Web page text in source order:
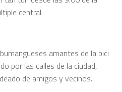
central.
amantes de la bici
por las calles de la ciudad,
de amigos y vecinos.